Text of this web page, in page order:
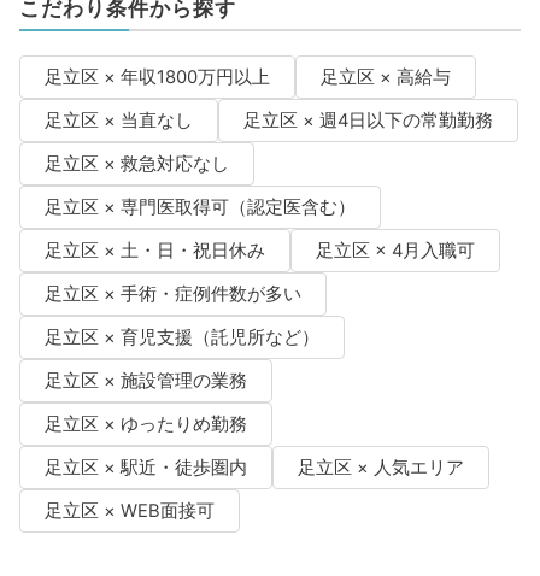
こだわり条件から探す
足立区 × 年収1800万円以上
足立区 × 高給与
足立区 × 当直なし
足立区 × 週4日以下の常勤勤務
足立区 × 救急対応なし
足立区 × 専門医取得可（認定医含む）
足立区 × 土・日・祝日休み
足立区 × 4月入職可
足立区 × 手術・症例件数が多い
足立区 × 育児支援（託児所など）
足立区 × 施設管理の業務
足立区 × ゆったりめ勤務
足立区 × 駅近・徒歩圏内
足立区 × 人気エリア
足立区 × WEB面接可